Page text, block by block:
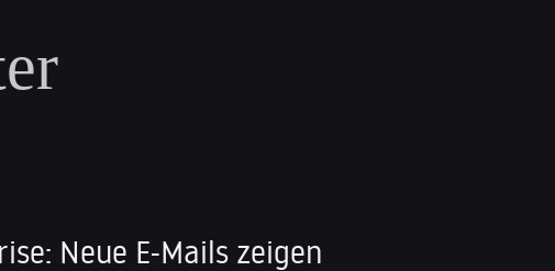
Neue E-Mails zeigen